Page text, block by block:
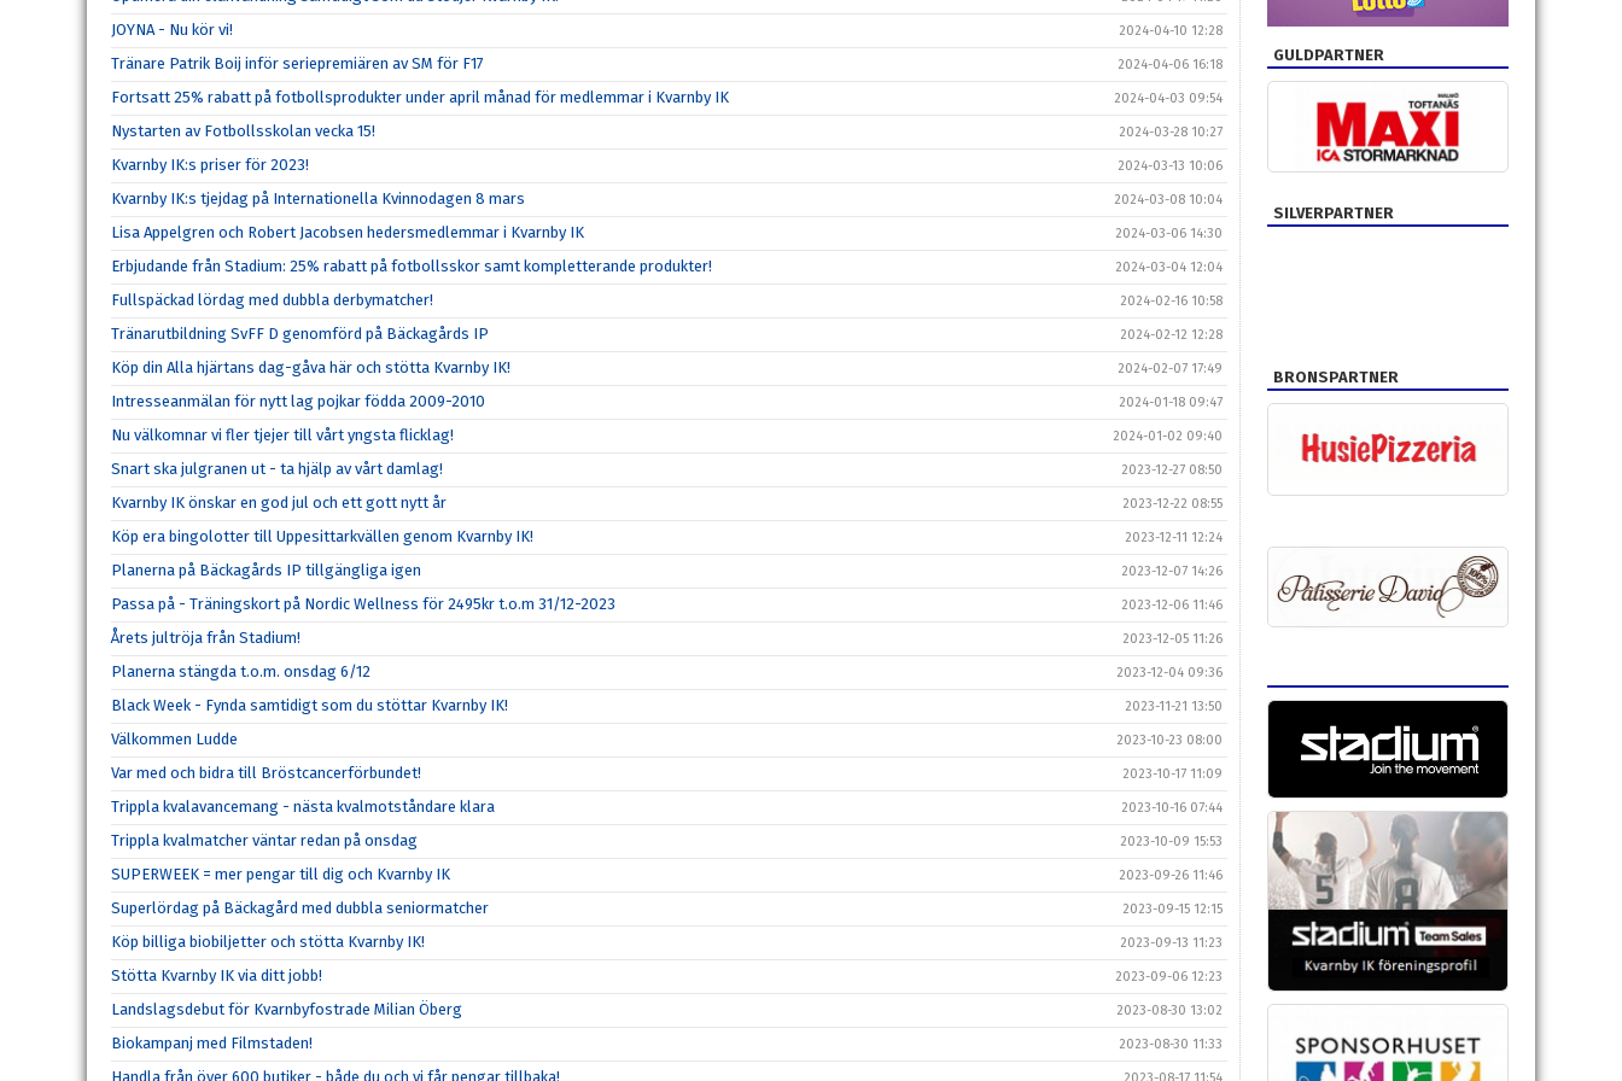
JOYNA - Nu kör vi! 2024-04-10 12:28
Tränare Patrik Boij inför seriepremiären av SM för F17 2024-04-06 16:18
Fortsatt 25% rabatt på fotbollsprodukter under april månad för medlemmar i Kvarnby IK 2024-04-03 09:54
Nystarten av Fotbollsskolan vecka 15! 2024-03-28 10:27
Kvarnby IK:s priser för 2023! 2024-03-13 10:06
Kvarnby IK:s tjejdag på Internationella Kvinnodagen 8 mars 2024-03-08 10:04
Lisa Appelgren och Robert Jacobsen hedersmedlemmar i Kvarnby IK 2024-03-06 14:30
Erbjudande från Stadium: 25% rabatt på fotbollsskor samt kompletterande produkter! 2024-03-04 12:04
Fullspäckad lördag med dubbla derbymatcher! 2024-02-16 10:58
Tränarutbildning SvFF D genomförd på Bäckagårds IP 2024-02-12 12:28
Köp din Alla hjärtans dag-gåva här och stötta Kvarnby IK! 2024-02-07 17:49
Intresseanmälan för nytt lag pojkar födda 2009-2010 2024-01-18 09:47
Nu välkomnar vi fler tjejer till vårt yngsta flicklag! 2024-01-02 09:40
Snart ska julgranen ut - ta hjälp av vårt damlag! 2023-12-27 08:50
Kvarnby IK önskar en god jul och ett gott nytt år 2023-12-22 08:55
Köp era bingolotter till Uppesittarkvällen genom Kvarnby IK! 2023-12-11 12:24
Planerna på Bäckagårds IP tillgängliga igen 2023-12-07 14:26
Passa på - Träningskort på Nordic Wellness för 2495kr t.o.m 31/12-2023 2023-12-06 11:46
Årets jultröja från Stadium! 2023-12-05 11:26
Planerna stängda t.o.m. onsdag 6/12 2023-12-04 09:36
Black Week - Fynda samtidigt som du stöttar Kvarnby IK! 2023-11-21 13:50
Välkommen Ludde 2023-10-23 08:00
Var med och bidra till Bröstcancerförbundet! 2023-10-17 11:09
Trippla kvalavancemang - nästa kvalmotståndare klara 2023-10-16 07:44
Trippla kvalmatcher väntar redan på onsdag 2023-10-09 15:53
SUPERWEEK = mer pengar till dig och Kvarnby IK 2023-09-26 11:46
Superlördag på Bäckagård med dubbla seniormatcher 2023-09-15 12:15
Köp billiga biobiljetter och stötta Kvarnby IK! 2023-09-13 11:23
Stötta Kvarnby IK via ditt jobb! 2023-09-06 12:23
Landslagsdebut för Kvarnbyfostrade Milian Öberg 2023-08-30 13:02
Biokampanj med Filmstaden! 2023-08-30 11:33
Handla från över 600 butiker - både du och vi får pengar tillbaka!
GULDPARTNER
SILVERPARTNER
BRONSPARTNER